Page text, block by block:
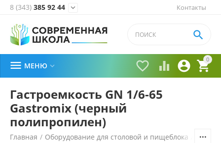
Контакты
8 (343) 385 92 44 
0


 

 МЕНЮ 
Гастроемкость GN 1/6-65
Gastromix (черный
полипропилен)
Главная / Оборудование для столовой и пищеблока